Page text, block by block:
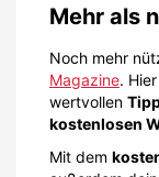
Mehr als
Noch mehr
Magazine.
wertvollen
kostenlosen
Mit dem